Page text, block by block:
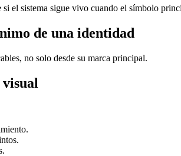
el sistema sigue vivo cuando el símbolo
de una identidad
no solo desde su marca principal.